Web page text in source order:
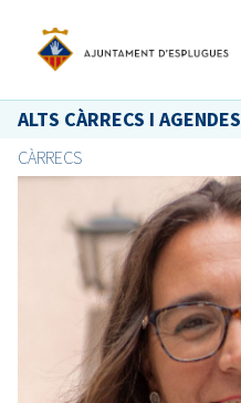
ALTS CÀRRECS I AGENDES
CÀRRECS